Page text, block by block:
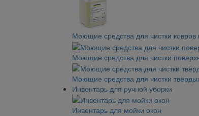
Моющие средства для чистки
Моющие средства для чистки
Моющие средства для чистки
Инвентарь для ручной уборки
Инвентарь для мойки окон